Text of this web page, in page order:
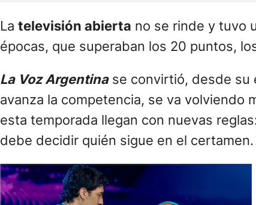
La televisión abierta no se rinde y tuvo
épocas, que superaban los 20 puntos,
La Voz Argentinase convirtió, desde su
avanza la competencia, se va volviendo
esta temporada llegan con nuevas
debe decidir quién sigue en el